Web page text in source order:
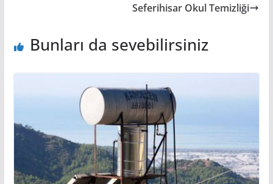
Seferihisar Okul Temizliği
Bunları da sevebilirsiniz